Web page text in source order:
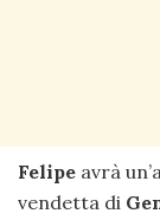
Felipe avrà
vendetta di